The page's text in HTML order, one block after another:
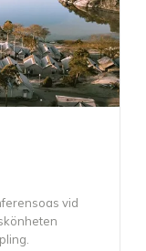
vid